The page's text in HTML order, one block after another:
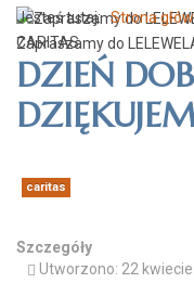
Zapraszamy do
Jesteś tutaj:Strona
CARITAS
DZIEŃ
caritas
Szczegóły
Utworzono: 22